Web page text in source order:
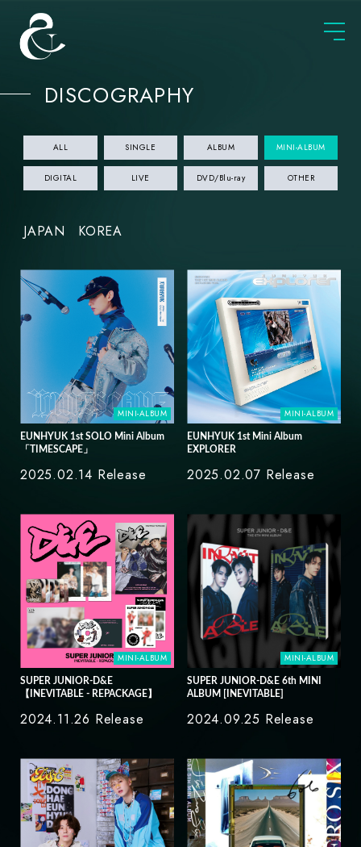
DISCOGRAPHY
ALL SINGLE ALBUM MINI-ALBUM
DIGITAL LIVE DVD/Blu-ray OTHER
JAPAN KOREA
MINI-ALBUM
EUNHYUK 1st SOLO Mini Album
「TIMESCAPE」
2025.02.14 Release
MINI-ALBUM
EUNHYUK 1st Mini Album
EXPLORER
2025.02.07 Release
MINI-ALBUM
SUPER JUNIOR-D&E
【INEVITABLE - REPACKAGE】
2024.11.26 Release
MINI-ALBUM
SUPER JUNIOR-D&E 6th MINI
ALBUM [INEVITABLE]
2024.09.25 Release